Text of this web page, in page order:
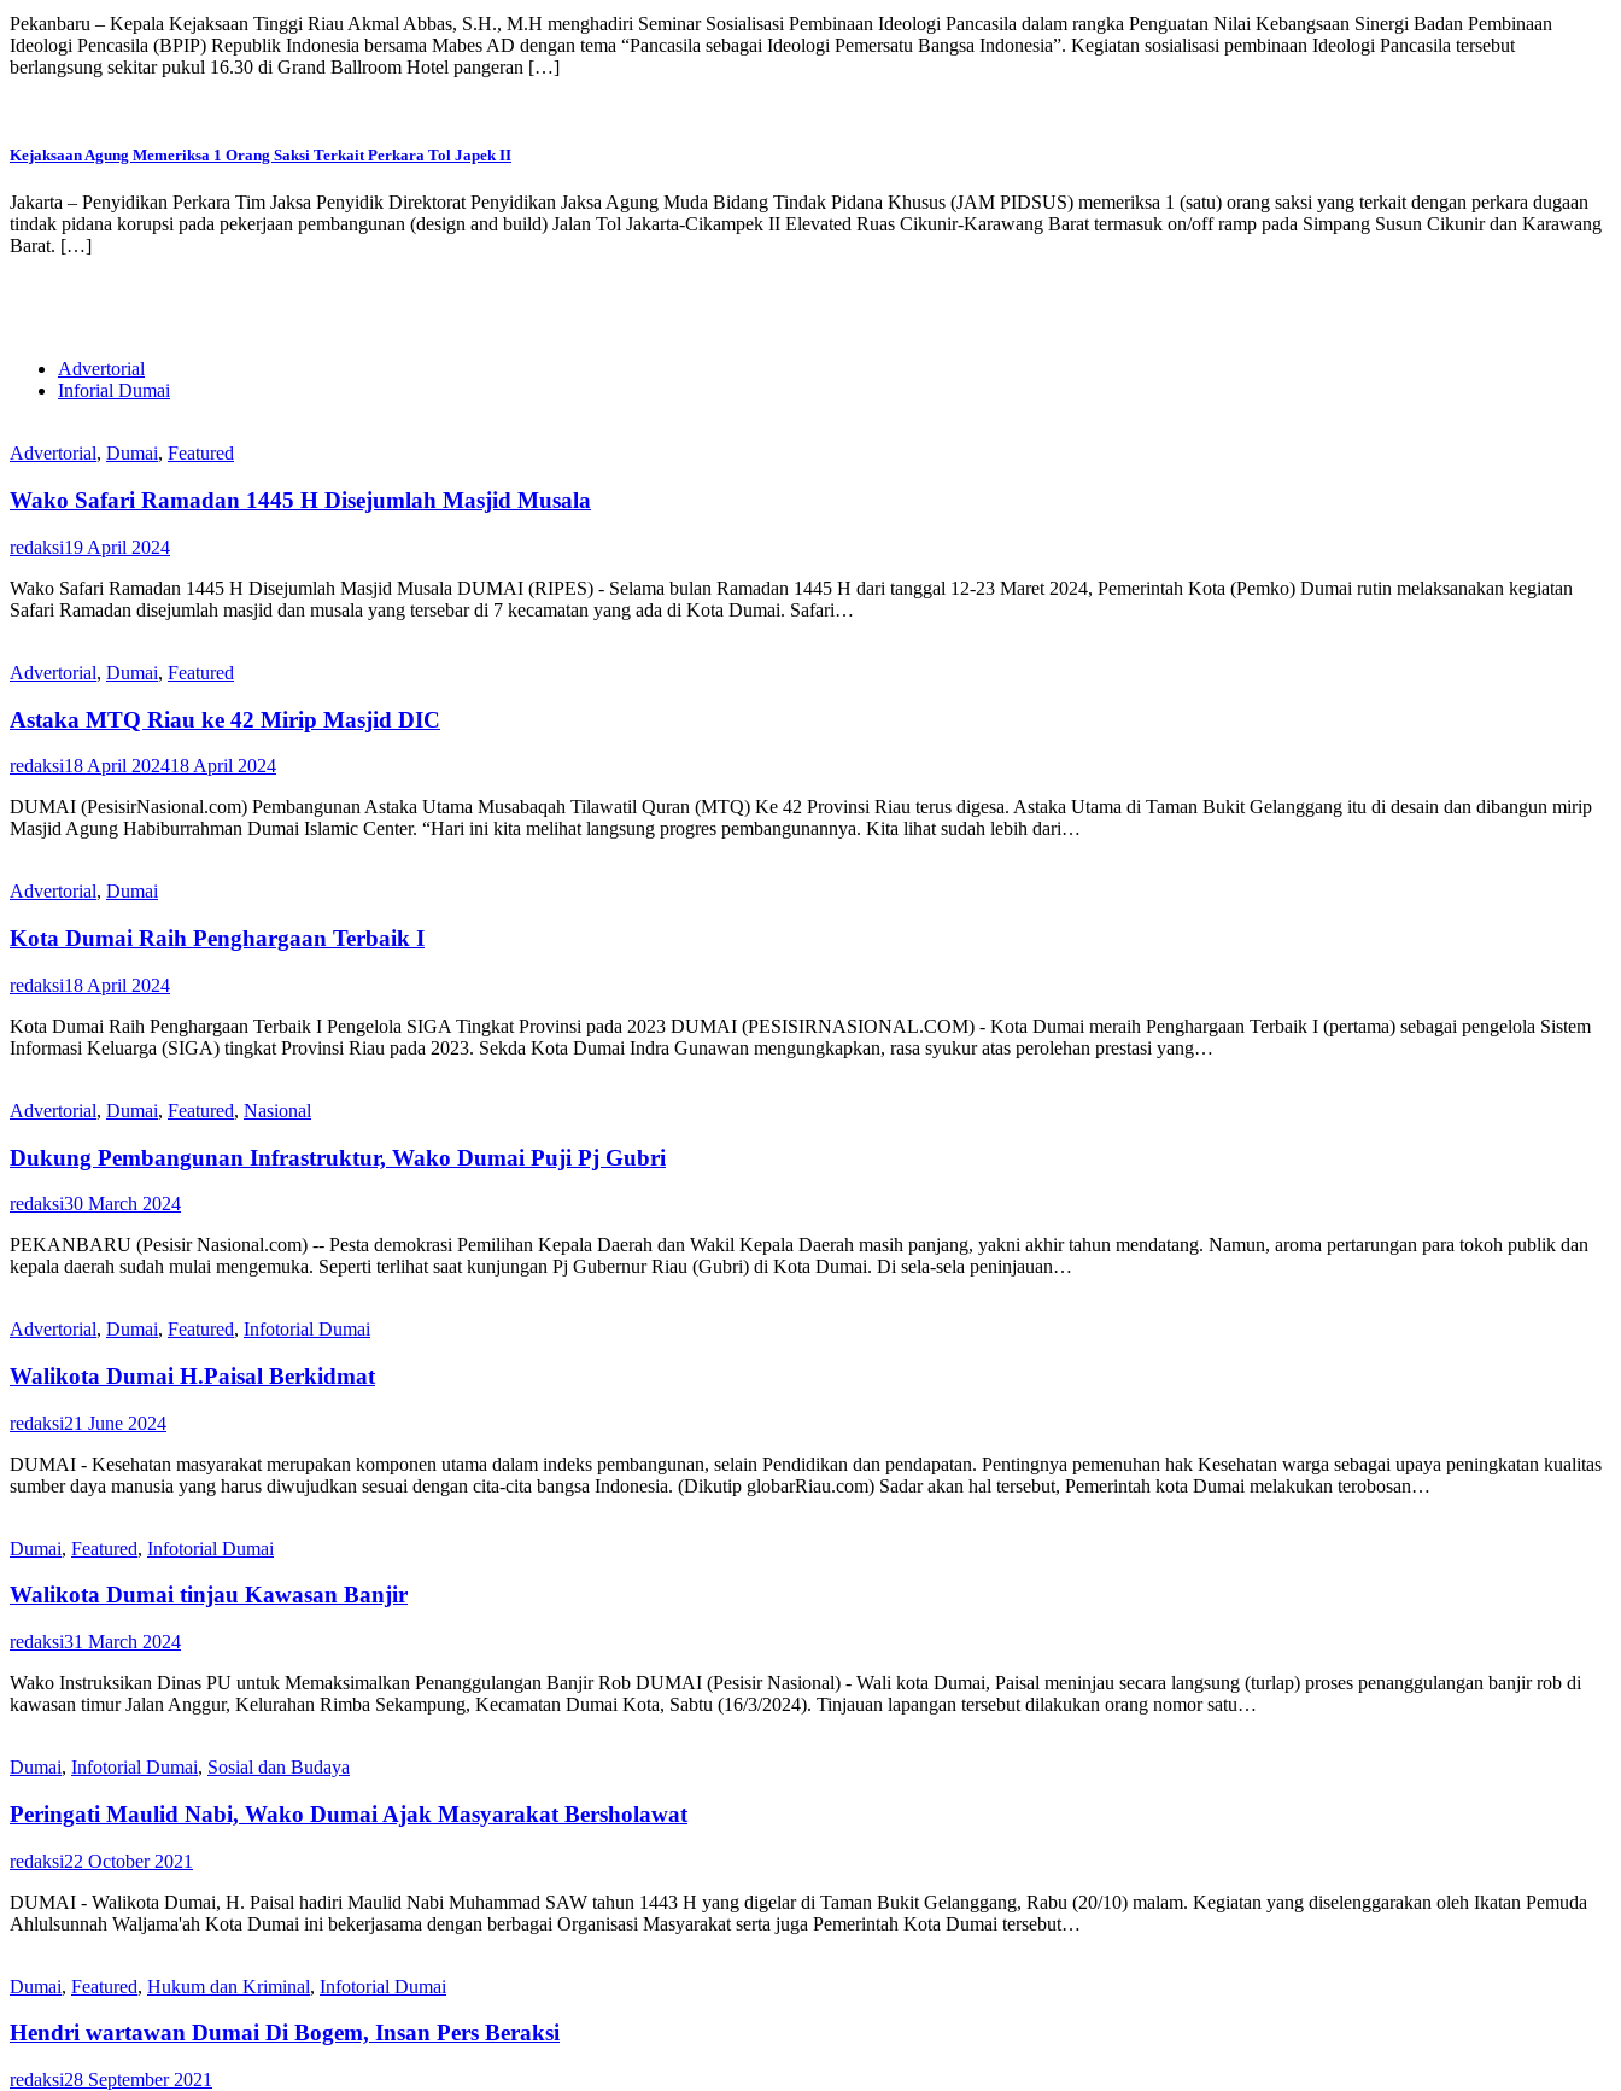
Pekanbaru – Kepala Kejaksaan Tinggi Riau Akmal Abbas, S.H., M.H menghadiri Seminar Sosialisasi Pembinaan Ideologi Pancasila dalam rangka Penguatan Nilai Kebangsaan Sinergi Badan Pembinaan
Ideologi Pencasila (BPIP) Republik Indonesia bersama Mabes AD dengan tema “Pancasila sebagai Ideologi Pemersatu Bangsa Indonesia”. Kegiatan sosialisasi pembinaan Ideologi Pancasila tersebut
berlangsung sekitar pukul 16.30 di Grand Ballroom Hotel pangeran […]
Kejaksaan Agung Memeriksa 1 Orang Saksi Terkait Perkara Tol Japek II
Jakarta – Penyidikan Perkara Tim Jaksa Penyidik Direktorat Penyidikan Jaksa Agung Muda Bidang Tindak Pidana Khusus (JAM PIDSUS) memeriksa 1 (satu) orang saksi yang terkait dengan perkara dugaan
tindak pidana korupsi pada pekerjaan pembangunan (design and build) Jalan Tol Jakarta-Cikampek II Elevated Ruas Cikunir-Karawang Barat termasuk on/off ramp pada Simpang Susun Cikunir dan Karawang
Barat. […]
Advertorial
Inforial Dumai
Advertorial, Dumai, Featured
Wako Safari Ramadan 1445 H Disejumlah Masjid Musala
redaksi19 April 2024
Wako Safari Ramadan 1445 H Disejumlah Masjid Musala DUMAI (RIPES) - Selama bulan Ramadan 1445 H dari tanggal 12-23 Maret 2024, Pemerintah Kota (Pemko) Dumai rutin melaksanakan kegiatan
Safari Ramadan disejumlah masjid dan musala yang tersebar di 7 kecamatan yang ada di Kota Dumai. Safari…
Advertorial, Dumai, Featured
Astaka MTQ Riau ke 42 Mirip Masjid DIC
redaksi18 April 202418 April 2024
DUMAI (PesisirNasional.com) Pembangunan Astaka Utama Musabaqah Tilawatil Quran (MTQ) Ke 42 Provinsi Riau terus digesa. Astaka Utama di Taman Bukit Gelanggang itu di desain dan dibangun mirip
Masjid Agung Habiburrahman Dumai Islamic Center. “Hari ini kita melihat langsung progres pembangunannya. Kita lihat sudah lebih dari…
Advertorial, Dumai
Kota Dumai Raih Penghargaan Terbaik I
redaksi18 April 2024
Kota Dumai Raih Penghargaan Terbaik I Pengelola SIGA Tingkat Provinsi pada 2023 DUMAI (PESISIRNASIONAL.COM) - Kota Dumai meraih Penghargaan Terbaik I (pertama) sebagai pengelola Sistem
Informasi Keluarga (SIGA) tingkat Provinsi Riau pada 2023. Sekda Kota Dumai Indra Gunawan mengungkapkan, rasa syukur atas perolehan prestasi yang…
Advertorial, Dumai, Featured, Nasional
Dukung Pembangunan Infrastruktur, Wako Dumai Puji Pj Gubri
redaksi30 March 2024
PEKANBARU (Pesisir Nasional.com) -- Pesta demokrasi Pemilihan Kepala Daerah dan Wakil Kepala Daerah masih panjang, yakni akhir tahun mendatang. Namun, aroma pertarungan para tokoh publik dan
kepala daerah sudah mulai mengemuka. Seperti terlihat saat kunjungan Pj Gubernur Riau (Gubri) di Kota Dumai. Di sela-sela peninjauan…
Advertorial, Dumai, Featured, Infotorial Dumai
Walikota Dumai H.Paisal Berkidmat
redaksi21 June 2024
DUMAI - Kesehatan masyarakat merupakan komponen utama dalam indeks pembangunan, selain Pendidikan dan pendapatan. Pentingnya pemenuhan hak Kesehatan warga sebagai upaya peningkatan kualitas
sumber daya manusia yang harus diwujudkan sesuai dengan cita-cita bangsa Indonesia. (Dikutip globarRiau.com) Sadar akan hal tersebut, Pemerintah kota Dumai melakukan terobosan…
Dumai, Featured, Infotorial Dumai
Walikota Dumai tinjau Kawasan Banjir
redaksi31 March 2024
Wako Instruksikan Dinas PU untuk Memaksimalkan Penanggulangan Banjir Rob DUMAI (Pesisir Nasional) - Wali kota Dumai, Paisal meninjau secara langsung (turlap) proses penanggulangan banjir rob di
kawasan timur Jalan Anggur, Kelurahan Rimba Sekampung, Kecamatan Dumai Kota, Sabtu (16/3/2024). Tinjauan lapangan tersebut dilakukan orang nomor satu…
Dumai, Infotorial Dumai, Sosial dan Budaya
Peringati Maulid Nabi, Wako Dumai Ajak Masyarakat Bersholawat
redaksi22 October 2021
DUMAI - Walikota Dumai, H. Paisal hadiri Maulid Nabi Muhammad SAW tahun 1443 H yang digelar di Taman Bukit Gelanggang, Rabu (20/10) malam. Kegiatan yang diselenggarakan oleh Ikatan Pemuda
Ahlulsunnah Waljama'ah Kota Dumai ini bekerjasama dengan berbagai Organisasi Masyarakat serta juga Pemerintah Kota Dumai tersebut…
Dumai, Featured, Hukum dan Kriminal, Infotorial Dumai
Hendri wartawan Dumai Di Bogem, Insan Pers Beraksi
redaksi28 September 2021